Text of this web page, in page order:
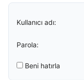
Kullanıcı adı:
Parola:
Beni hatırla